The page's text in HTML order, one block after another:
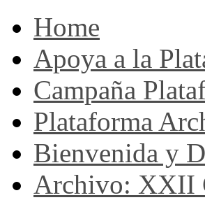
Home
Apoya a la
Campaña
Plataforma
Bienvenida y
Archivo: XXII